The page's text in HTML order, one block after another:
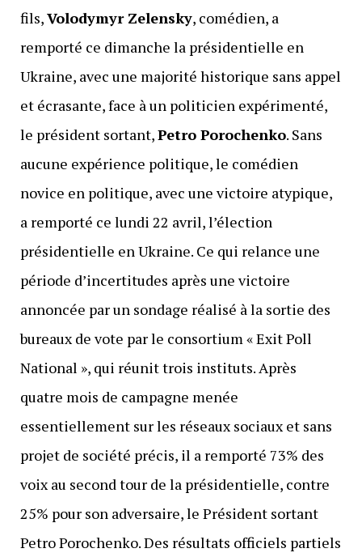
fils,Volodymyr Zelensky, comédien, a
remporté ce dimanche la présidentielle en
Ukraine, avec une majorité historique sans appel
et écrasante, face à un politicien expérimenté,
le président sortant,Petro Porochenko. Sans
aucune expérience politique, le comédien
novice en politique, avec une victoire atypique,
a remporté ce lundi 22 avril, l’élection
présidentielle en Ukraine. Ce qui relance une
période d’incertitudes après une victoire
annoncée par un sondage réalisé à la sortie des
bureaux de vote par le consortium « Exit Poll
National », qui réunit trois instituts. Après
quatre mois de campagne menée
essentiellement sur les réseaux sociaux et sans
projet de société précis, il a remporté 73% des
voix au second tour de la présidentielle, contre
25% pour son adversaire, le Président sortant
Petro Porochenko. Des résultats officiels partiels